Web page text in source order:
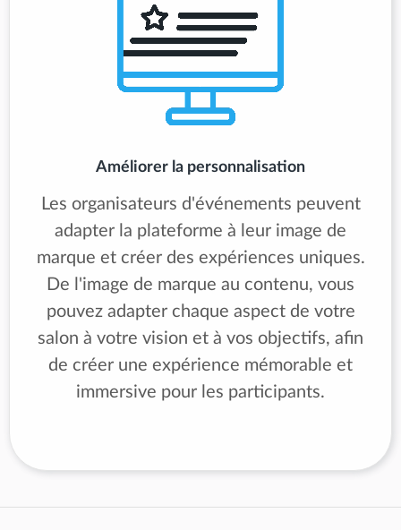
Améliorer la personnalisation
Les organisateurs d'événements peuvent
adapter la plateforme à leur image de
marque et créer des expériences uniques.
De l'image de marque au contenu, vous
pouvez adapter chaque aspect de votre
salon à votre vision et à vos objectifs, afin
de créer une expérience mémorable et
immersive pour les participants.